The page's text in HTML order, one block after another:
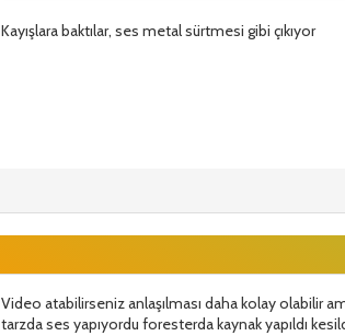
Zannımca ön taraftaki kayışın döndürdüğü
Kayışlara baktılar, ses metal sürtmesi gibi çıkıyor
Video atabilirseniz anlaşılması daha kolay olabilir
tarzda ses yapıyordu foresterda kaynak yapıldı